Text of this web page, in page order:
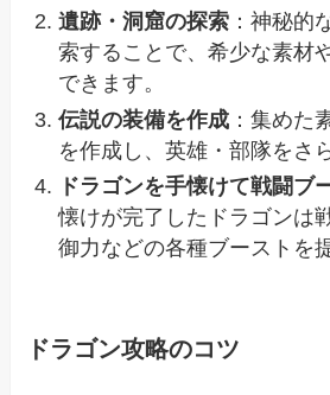
遺跡・洞窟の探索 ：神秘的
索することで、希少な素材
できます。
伝説の装備を作成 ：集めた
を作成し、英雄・部隊をさ
ドラゴンを手懐けて戦闘ブ
懐けが完了したドラゴンは
御力などの各種ブーストを
ドラゴン攻略のコツ